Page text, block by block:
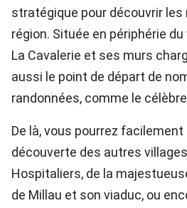
stratégique pour découvrir les
région. Située en périphérie
La Cavalerie et ses murs
aussi le point de départ de
randonnées, comme le célèbre
De là, vous pourrez facilement
découverte des autres
Hospitaliers, de la
de Millau et son viaduc, ou